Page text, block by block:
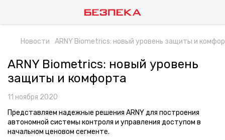
Новости ARNY Biometrics: новый уровень защиты и
ARNY Biometrics: новый уровень
защиты и комфорта
11 ноября 2020
Представляем надежные решения ARNY для построения
автономной системы контроля и управления доступом в
начальном ценовом сегменте.